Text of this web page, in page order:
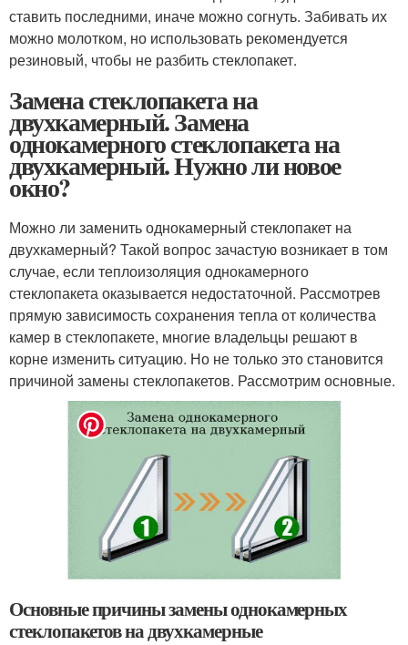
ставить последними, иначе можно согнуть. Забивать их
можно молотком, но использовать рекомендуется
резиновый, чтобы не разбить стеклопакет.
Замена стеклопакета на
двухкамерный. Замена
однокамерного стеклопакета на
двухкамерный. Нужно ли новое
окно?
Можно ли заменить однокамерный стеклопакет на
двухкамерный? Такой вопрос зачастую возникает в том
случае, если теплоизоляция однокамерного
стеклопакета оказывается недостаточной. Рассмотрев
прямую зависимость сохранения тепла от количества
камер в стеклопакете, многие владельцы решают в
корне изменить ситуацию. Но не только это становится
причиной замены стеклопакетов. Рассмотрим основные.
Основные причины замены однокамерных
стеклопакетов на двухкамерные